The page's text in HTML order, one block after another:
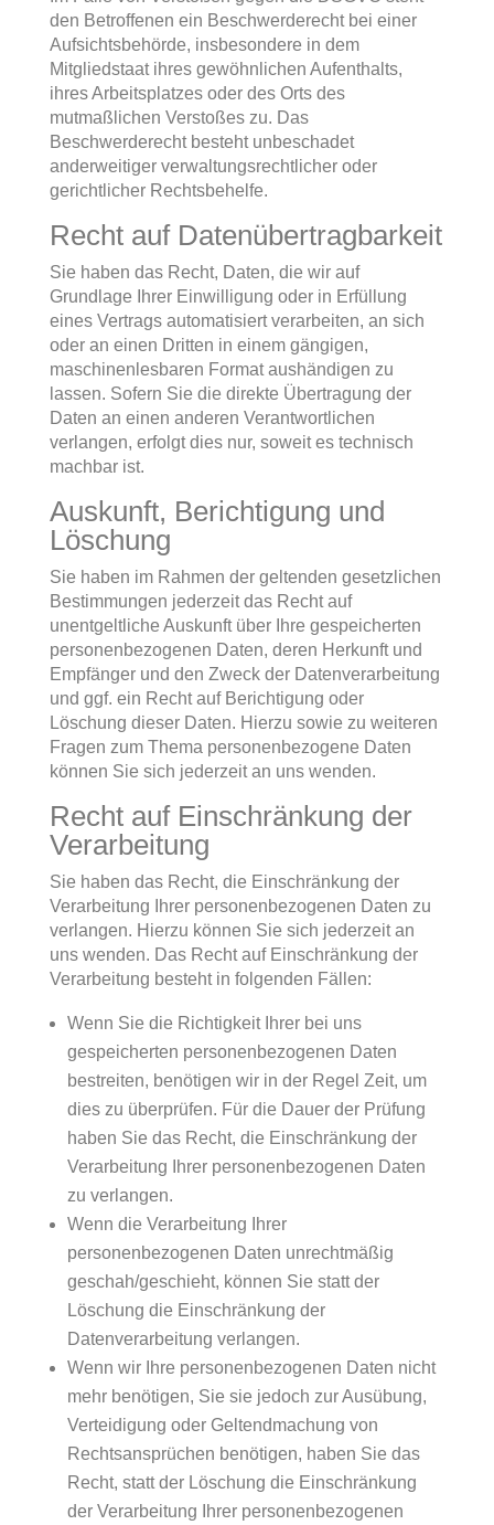
den Betroffenen ein Beschwerderecht bei einer
Aufsichtsbehörde, insbesondere in dem
Mitgliedstaat ihres gewöhnlichen Aufenthalts,
ihres Arbeitsplatzes oder des Orts des
mutmaßlichen Verstoßes zu. Das
Beschwerderecht besteht unbeschadet
anderweitiger verwaltungsrechtlicher oder
gerichtlicher Rechtsbehelfe.
Recht auf Daten­übertrag­barkeit
Sie haben das Recht, Daten, die wir auf
Grundlage Ihrer Einwilligung oder in Erfüllung
eines Vertrags automatisiert verarbeiten, an sich
oder an einen Dritten in einem gängigen,
maschinenlesbaren Format aushändigen zu
lassen. Sofern Sie die direkte Übertragung der
Daten an einen anderen Verantwortlichen
verlangen, erfolgt dies nur, soweit es technisch
machbar ist.
Auskunft, Berichtigung und
Löschung
Sie haben im Rahmen der geltenden gesetzlichen
Bestimmungen jederzeit das Recht auf
unentgeltliche Auskunft über Ihre gespeicherten
personenbezogenen Daten, deren Herkunft und
Empfänger und den Zweck der Datenverarbeitung
und ggf. ein Recht auf Berichtigung oder
Löschung dieser Daten. Hierzu sowie zu weiteren
Fragen zum Thema personenbezogene Daten
können Sie sich jederzeit an uns wenden.
Recht auf Einschränkung der
Verarbeitung
Sie haben das Recht, die Einschränkung der
Verarbeitung Ihrer personenbezogenen Daten zu
verlangen. Hierzu können Sie sich jederzeit an
uns wenden. Das Recht auf Einschränkung der
Verarbeitung besteht in folgenden Fällen:
Wenn Sie die Richtigkeit Ihrer bei uns
gespeicherten personenbezogenen Daten
bestreiten, benötigen wir in der Regel Zeit, um
dies zu überprüfen. Für die Dauer der Prüfung
haben Sie das Recht, die Einschränkung der
Verarbeitung Ihrer personenbezogenen Daten
zu verlangen.
Wenn die Verarbeitung Ihrer
personenbezogenen Daten unrechtmäßig
geschah/geschieht, können Sie statt der
Löschung die Einschränkung der
Datenverarbeitung verlangen.
Wenn wir Ihre personenbezogenen Daten nicht
mehr benötigen, Sie sie jedoch zur Ausübung,
Verteidigung oder Geltendmachung von
Rechtsansprüchen benötigen, haben Sie das
Recht, statt der Löschung die Einschränkung
der Verarbeitung Ihrer personenbezogenen